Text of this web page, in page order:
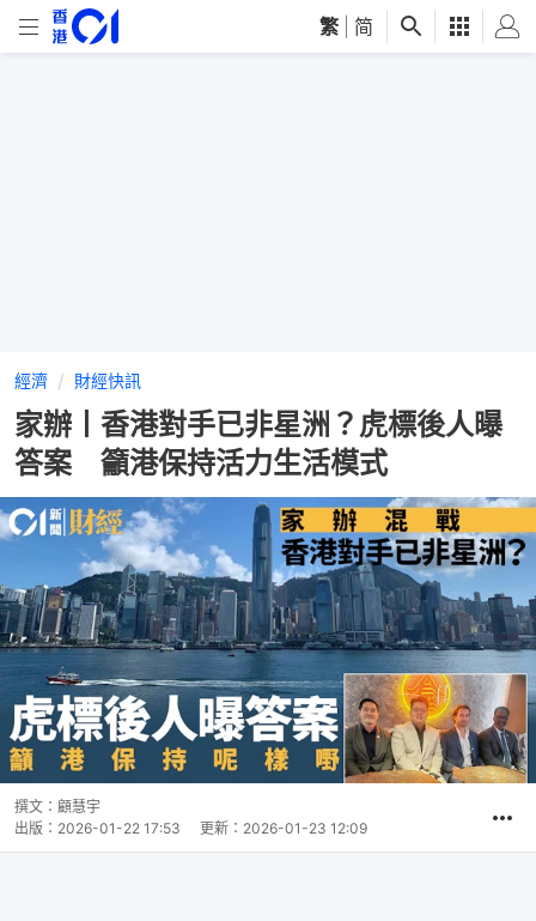
繁 简
經濟 財經快訊
家辦丨香港對手已非星洲？虎標後人曝
答案 籲港保持活力生活模式
撰文： 顧慧宇
出版： 2026-01-22 17:53 更新： 2026-01-23 12:09